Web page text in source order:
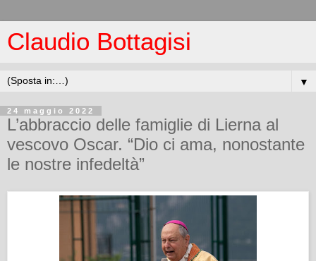
Claudio Bottagisi
▼
24 maggio 2022
L’abbraccio delle famiglie di Lierna al
vescovo Oscar. “Dio ci ama, nonostante
le nostre infedeltà”